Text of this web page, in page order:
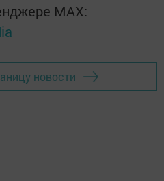
MАХ:
новости